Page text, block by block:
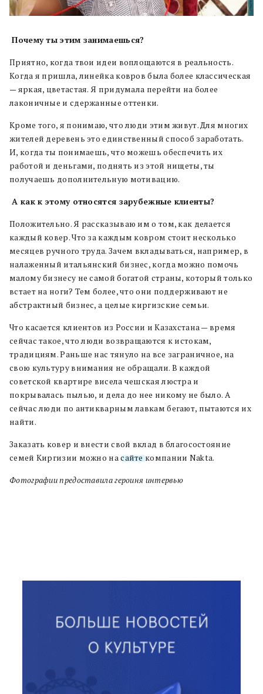
Почему ты этим занимаешься?
Приятно, когда твои идеи воплощаются в реальность.
Когда я пришла, линейка ковров была более классическая
— яркая, цветастая. Я придумала перейти на более
лаконичные и сдержанные оттенки.
Кроме того, я понимаю, что люди этим живут. Для многих
жителей деревень это единственный способ заработать.
И, когда ты понимаешь, что можешь обеспечить их
работой и деньгами, поднять из этой нищеты, ты
получаешь дополнительную мотивацию.
А как к этому относятся зарубежные клиенты?
Положительно. Я рассказываю им о том, как делается
каждый ковер. Что за каждым ковром стоит несколько
месяцев ручного труда. Зачем вкладываться, например, в
налаженный итальянский бизнес, когда можно помочь
малому бизнесу не самой богатой страны, который только
встает на ноги? Тем более, что они поддерживают не
абстрактный бизнес, а целые киргизские семьи.
Что касается клиентов из России и Казахстана — время
сейчас такое, что люди возвращаются к истокам,
традициям. Раньше нас тянуло на все заграничное, на
свою культуру внимания не обращали. В каждой
советской квартире висела чешская люстра и
покрывалась пылью, и дела до нее никому не было. А
сейчас люди по антикварным лавкам бегают, пытаются их
найти.
Заказать ковер и внести свой вклад в благосостояние
семей Киргизии можно насайтекомпании Nakta.
Фотографии предоставила героиня интервью